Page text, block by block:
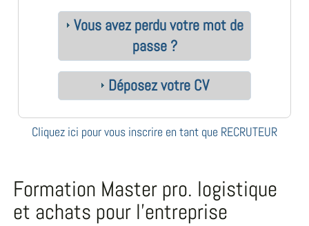
Vous avez perdu votre mot de
passe ?
Déposez votre CV
Cliquez ici pour vous inscrire en tant que RECRUTEUR
Formation Master pro. logistique
et achats pour l'entreprise